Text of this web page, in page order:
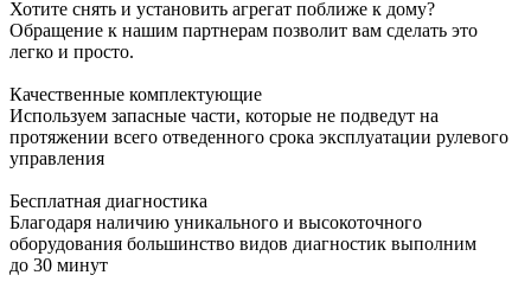
Хотите снять и установить агрегат поближе к дому?
Обращение к нашим партнерам позволит вам сделать это
легко и просто.
Качественные комплектующие
Используем запасные части, которые не подведут на
протяжении всего отведенного срока эксплуатации рулевого
управления
Бесплатная диагностика
Благодаря наличию уникального и высокоточного
оборудования большинство видов диагностик выполним
до 30 минут